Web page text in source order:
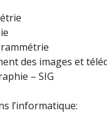
des images et
– SIG
l’informatique: